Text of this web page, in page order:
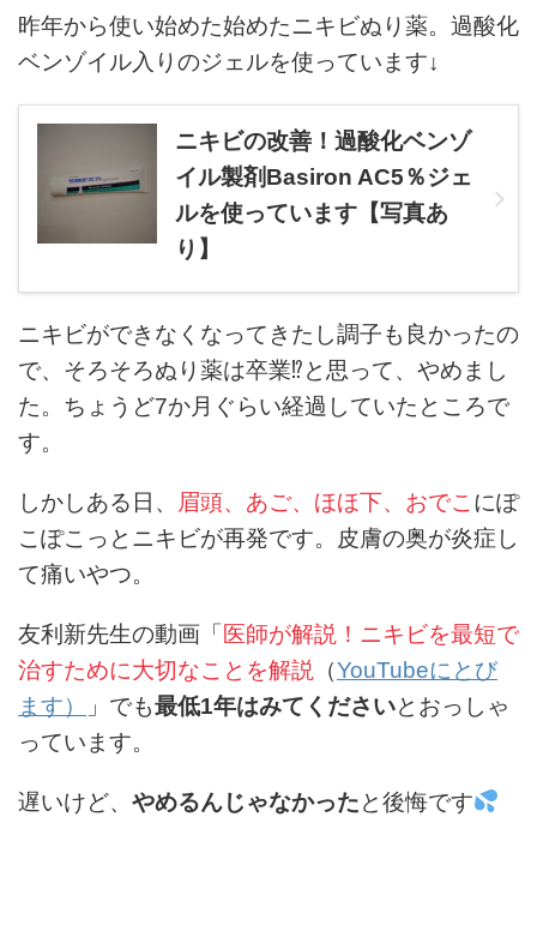
昨年から使い始めた始めたニキビぬり薬。過酸化
ベンゾイル入りのジェルを使っています↓
ニキビの改善！過酸化ベンゾ
イル製剤Basiron AC5％ジェ
ルを使っています【写真あ
り】
ニキビができなくなってきたし調子も良かったの
で、そろそろぬり薬は卒業⁉と思って、やめまし
た。ちょうど7か月ぐらい経過していたところで
す。
しかしある日、 眉頭、あご、ほほ下、おでこ にぽ
こぽこっとニキビが再発です。皮膚の奥が炎症し
て痛いやつ。
友利新先生の動画「 医師が解説！ニキビを最短で
治すために大切なことを解説 （YouTubeにとび
ます）
」でも最低1年はみてくださいとおっしゃ
っています。
遅いけど、 やめるんじゃなかったと後悔です